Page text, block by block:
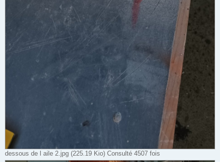
dessous de l aile 2.jpg (225.19 Kio) Consulté 4507 fois